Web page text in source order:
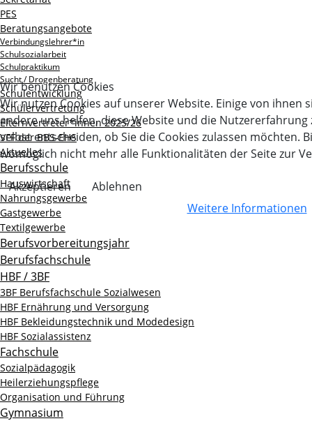
PES
Beratungsangebote
Verbindungslehrer*in
Schulsozialarbeit
Schulpraktikum
Sucht / Drogenberatung
Schulentwicklung
Schülervertretung
Elternvertreter*innen 2025/26
VFF der BBS-EHS
Aktuelles
Berufsschule
Hauswirtschaft
Nahrungsgewerbe
Gastgewerbe
Textilgewerbe
Berufsvorbereitungsjahr
Berufsfachschule
HBF / 3BF
3BF Berufsfachschule Sozialwesen
HBF Ernährung und Versorgung
HBF Bekleidungstechnik und Modedesign
HBF Sozialassistenz
Fachschule
Sozialpädagogik
Heilerziehungspflege
Organisation und Führung
Gymnasium
Wir benutzen Cookies
Wir nutzen Cookies auf unserer Website. Einige von ihnen
andere uns helfen, diese Website und die Nutzererfahrung
selbst entscheiden, ob Sie die Cookies zulassen möchten.
womöglich nicht mehr alle Funktionalitäten der Seite zur
Akzeptieren
Ablehnen
Weitere Informationen